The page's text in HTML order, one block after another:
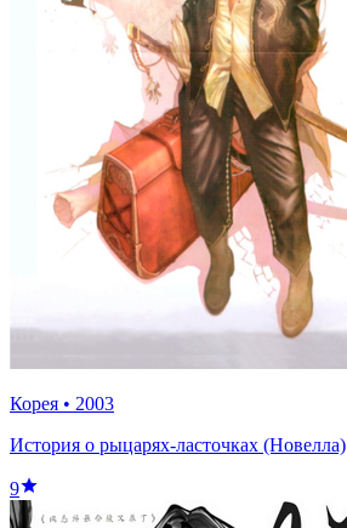
Корея • 2003
История о рыцарях-ласточках (Новелла)
9